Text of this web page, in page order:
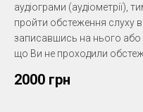
аудіограми
пройти обстеження слуху
записавшись на нього або
що Ви не проходили
2000 грн